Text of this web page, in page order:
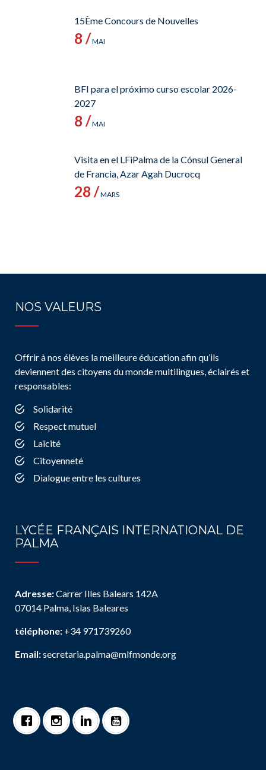
15Ème Concours de Nouvelles
8 /MAI
BFI para el próximo curso escolar 2026-
2027
8 /MAI
Visita en el LFiPalma de la Cónsul General
de Francia, Azar Agah Ducrocq
28 /MARS
NOS VALEURS
Offrir à nos élèves la meilleure éducation afin qu’ils
deviennent des citoyens du monde multilingues, éclairés et
responsables:
Solidarité
Respect mutuel
Laïcité
Citoyenneté
Dialogue entre les cultures
LYCÉE FRANÇAIS INTERNATIONAL DE
PALMA
Adresse:Carrer Illes Balears 142A
07014 Palma, Islas Baleares
téléphone: +34 971739260
Email:secretaria.palma@mlfmonde.org